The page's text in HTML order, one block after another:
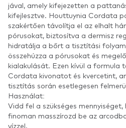
jával, amely kifejezetten a
kifejlesztve. Houttuynia Cordata
szakértően távolítja el az elhalt
pórusokat, biztosítva a dermisz
hidratálja a bőrt a tisztítási
összehúzza a pórusokat és
kialakulását. Ezen kívül a formula
Cordata kivonatot és kvercetint,
tisztítás során esetlegesen
Használat:
Vidd fel a szükséges
finoman masszírozd be az
vízzel.